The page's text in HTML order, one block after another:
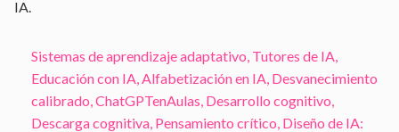
IA.
Sistemas de aprendizaje adaptativo, Tutores de IA,
Educación con IA,Alfabetización en IA, Desvanecimiento
calibrado,ChatGPTenAulas, Desarrollo cognitivo,
Descarga cognitiva, Pensamiento crítico, Diseño de IA: